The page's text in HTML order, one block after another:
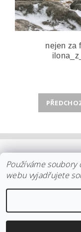
nejen za
| KOLEKCE
REKLAMACE/
2026 ©
Používáme
webu vyjadřujete